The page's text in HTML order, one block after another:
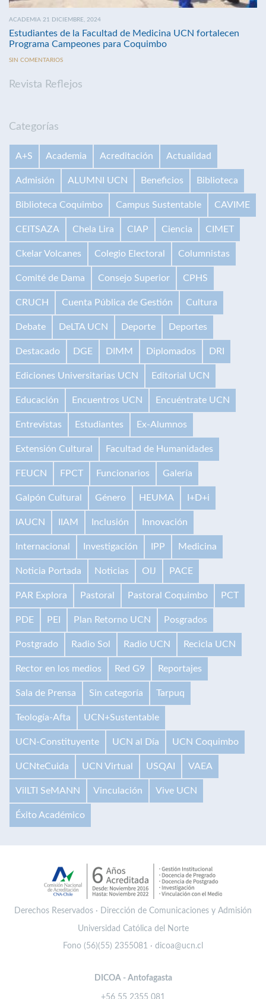
ACADEMIA 21 DICIEMBRE, 2024
Estudiantes de la Facultad de Medicina UCN fortalecen
Programa Campeones para Coquimbo
SIN COMENTARIOS
Revista Reflejos
Categorías
A+S Academia Acreditación Actualidad
Admisión ALUMNI UCN Beneficios Biblioteca
Biblioteca Coquimbo Campus Sustentable CAVIME
CEITSAZA Chela Lira CIAP Ciencia CIMET
Ckelar Volcanes Colegio Electoral Columnistas
Comité de Dama Consejo Superior CPHS
CRUCH Cuenta Pública de Gestión Cultura
Debate DeLTA UCN Deporte Deportes
Destacado DGE DIMM Diplomados DRI
Ediciones Universitarias UCN Editorial UCN
Educación Encuentros UCN Encuéntrate UCN
Entrevistas Estudiantes Ex-Alumnos
Extensión Cultural Facultad de Humanidades
FEUCN FPCT Funcionarios Galería
Galpón Cultural Género HEUMA I+D+i
IAUCN IIAM Inclusión Innovación
Internacional Investigación IPP Medicina
Noticia Portada Noticias OIJ PACE
PAR Explora Pastoral Pastoral Coquimbo PCT
PDE PEI Plan Retorno UCN Posgrados
Postgrado Radio Sol Radio UCN Recicla UCN
Rector en los medios Red G9 Reportajes
Sala de Prensa Sin categoría Tarpuq
Teología-Afta UCN+Sustentable
UCN-Constituyente UCN al Día UCN Coquimbo
UCNteCuida UCN Virtual USQAI VAEA
VilLTI SeMANN Vinculación Vive UCN
Éxito Académico
Derechos Reservados · Dirección de Comunicaciones y Admisión
Universidad Católica del Norte
Fono (56)(55) 2355081 · dicoa@ucn.cl
DICOA - Antofagasta